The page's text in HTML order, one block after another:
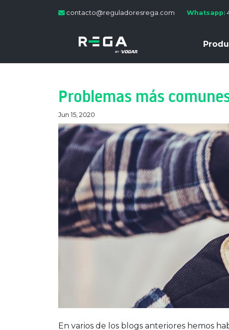
contacto@reguladoresrega.com Whatsapp:
Problemas más
Jun 15, 2020
En varios de los blogs anteriores hemos